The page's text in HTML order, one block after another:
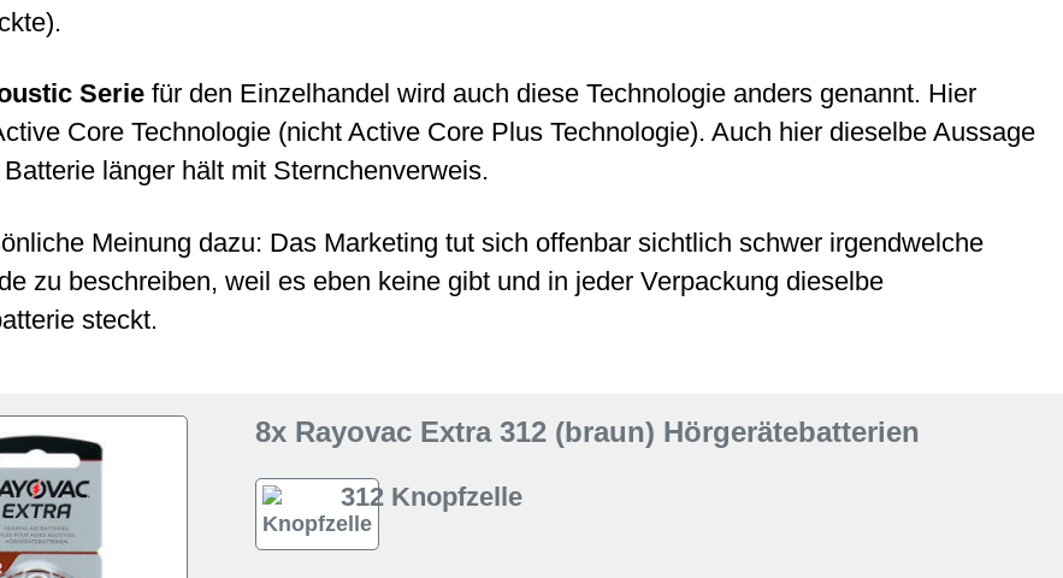
Seriefür den Einzelhandel wird auch diese Technologie anders genannt. Hier
Core Technologie (nicht Active Core Plus Technologie). Auch hier dieselbe Aussage
länger hält mit Sternchenverweis.
Meinung dazu: Das Marketing tut sich offenbar sichtlich schwer irgendwelche
zu beschreiben, weil es eben keine gibt und in jeder Verpackung dieselbe
steckt.
8x Rayovac Extra 312 (braun) Hörgerätebatterien
312 Knopfzelle